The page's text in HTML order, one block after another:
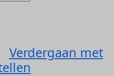
Verdergaan met